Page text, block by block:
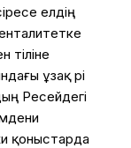
елдің
тіліне
ұзақ әрі
Ресейдегі
қоныстарда